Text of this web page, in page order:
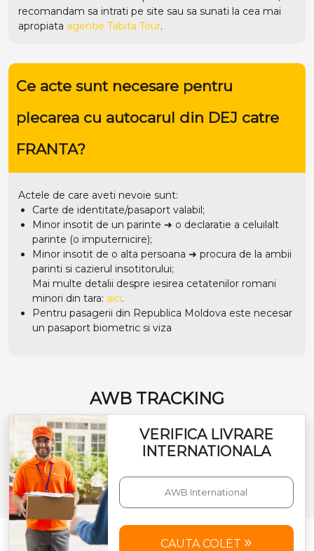
recomandam sa intrati pe site sau sa sunati la cea mai
apropiata agentie Tabita Tour.
Ce acte sunt necesare pentru
plecarea cu autocarul din DEJ catre
FRANTA?
Actele de care aveti nevoie sunt:
Carte de identitate/pasaport valabil;
Minor insotit de un parinte ➜ o declaratie a celuilalt
parinte (o imputernicire);
Minor insotit de o alta persoana ➜ procura de la ambii
parinti si cazierul insotitorului;
Mai multe detalii despre iesirea cetatenilor romani
minori din tara: aici.
Pentru pasagerii din Republica Moldova este necesar
un pasaport biometric si viza
AWB TRACKING
VERIFICA LIVRARE
INTERNATIONALA
CAUTA COLET